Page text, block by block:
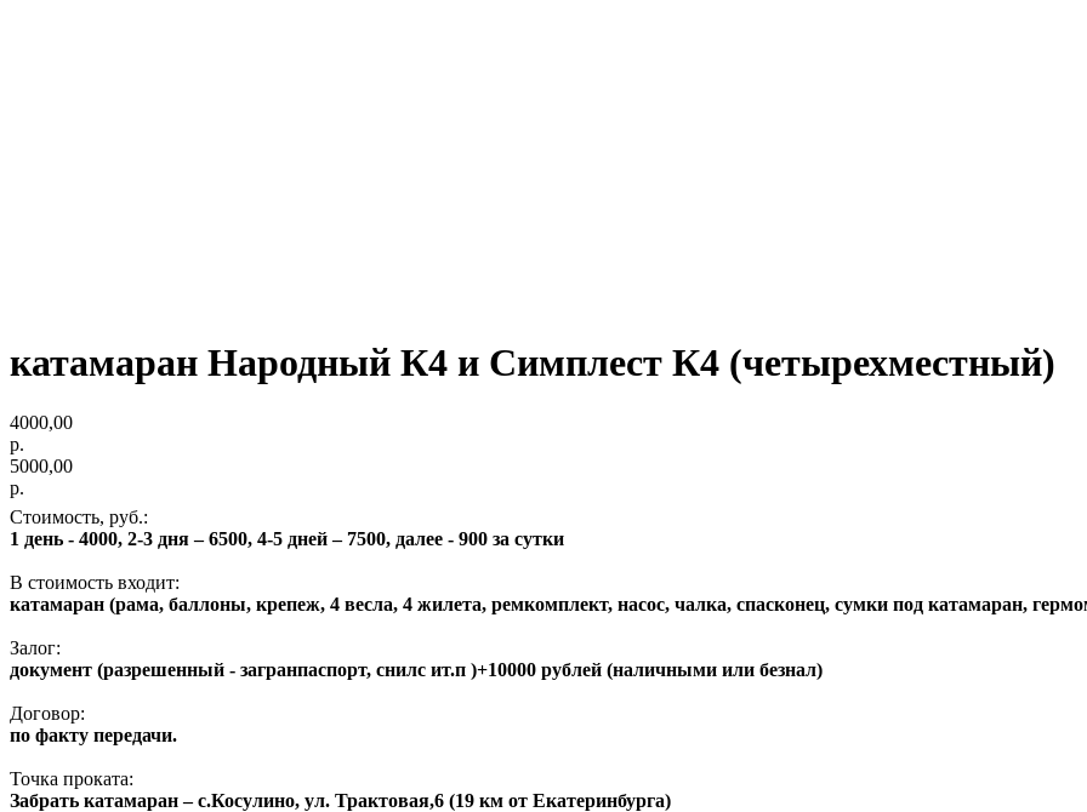
катамаран Народный К4 и Симплест К4 (четырехместный)
4000,00
р.
5000,00
р.
Стоимость, руб.:
1 день - 4000, 2-3 дня – 6500, 4-5 дней – 7500, далее - 900 за сутки
В стоимость входит:
катамаран (рама, баллоны, крепеж, 4 весла, 4 жилета, ремкомплект, насос, чалка, спасконец, сумки под катамаран,
Залог:
документ (разрешенный - загранпаспорт, снилс ит.п )+10000 рублей (наличными или безнал)
Договор:
по факту передачи.
Точка проката:
Забрать катамаран – с.Косулино, ул. Трактовая,6 (19 км от Екатеринбурга)